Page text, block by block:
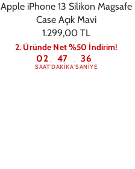
Apple iPhone 13 Silikon Magsafe
Case Açık Mavi
1.299,00 TL
2. Üründe Net %50 İndirim!
02
SAAT: 47
DAKIKA: 36
SANIYE